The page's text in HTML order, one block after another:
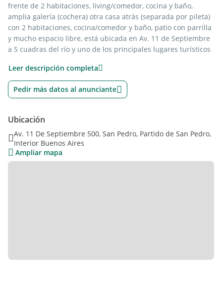
frente de 2 habitaciones, living/comedor, cocina y baño,
amplia galería (cochera) otra casa atrás (separada por pileta)
con 2 habitaciones, cocina/comedor y baño, patio con parrilla
y mucho espacio libre, está ubicada en Av. 11 de Septiembre
a 5 cuadras del río y uno de los principales lugares turísticos
etc.
Otros Servicios:
Parque
Leer descripción completa
Pedir más datos al anunciante
Ubicación
Av. 11 De Septiembre 500, San Pedro, Partido de San Pedro,
Interior Buenos Aires
Ampliar mapa